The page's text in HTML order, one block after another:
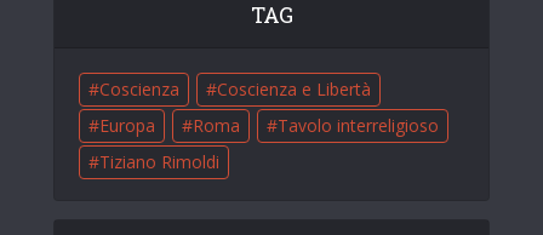
TAG
Coscienza
Coscienza e Libertà
Europa
Roma
Tavolo interreligioso
Tiziano Rimoldi